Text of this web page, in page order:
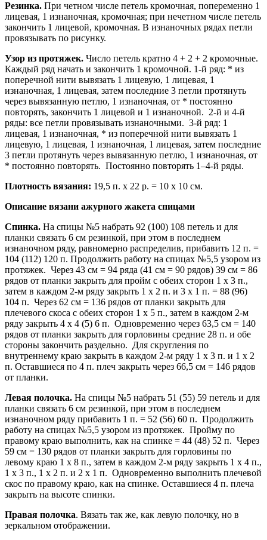
Резинка. При четном числе петель кромочная, попеременно 1
лицевая, 1 изнаночная, кромочная; при нечетном числе петель
закончить 1 лицевой, кромочная. В изнаночных рядах петли
провязывать по рисунку.
Узор из протяжек. Число петель кратно 4 + 2 + 2 кромочные.
Каждый ряд начать и закончить 1 кромочной. 1-й ряд: * из
поперечной нити вывязать 1 лицевую, 1 лицевая, 1
изнаночная, 1 лицевая, затем последние 3 петли протянуть
через вывязанную петлю, 1 изнаночная, от * постоянно
повторять, закончить 1 лицевой и 1 изнаночной. 2-й и 4-й
ряды: все петли провязывать изнаночными. 3-й ряд: 1
лицевая, 1 изнаночная, * из поперечной нити вывязать 1
лицевую, 1 лицевая, 1 изнаночная, 1 лицевая, затем последние
3 петли протянуть через вывязанную петлю, 1 изнаночная, от
* постоянно повторять. Постоянно повторять 1–4-й ряды.
Плотность вязания: 19,5 п. х 22 р. = 10 x 10 см.
Описание вязани ажурного жакета спицами
Спинка. На спицы №5 набрать 92 (100) 108 петель и для
планки связать 6 см резинкой, при этом в последнем
изнаночном ряду, равномерно распределив, прибавить 12 п. =
104 (112) 120 п. Продолжить работу на спицах №5,5 узором из
протяжек. Через 43 см = 94 ряда (41 см = 90 рядов) 39 см = 86
рядов от планки закрыть для пройм с обеих сторон 1 x 3 п.,
затем в каждом 2-м ряду закрыть 1 x 2 п. и 3 x 1 п. = 88 (96)
104 п. Через 62 см = 136 рядов от планки закрыть для
плечевого скоса с обеих сторон 1 x 5 п., затем в каждом 2-м
ряду закрыть 4 x 4 (5) 6 п. Одновременно через 63,5 см = 140
рядов от планки закрыть для горловины средние 28 п. и обе
стороны закончить раздельно. Для скругления по
внутреннему краю закрыть в каждом 2-м ряду 1 x 3 п. и 1 x 2
п. Оставшиеся по 4 п. плеч закрыть через 66,5 см = 146 рядов
от планки.
Левая полочка. На спицы №5 набрать 51 (55) 59 петель и для
планки связать 6 см резинкой, при этом в последнем
изнаночном ряду прибавить 1 п. = 52 (56) 60 п. Продолжить
работу на спицах №5,5 узором из протяжек. Пройму по
правому краю выполнить, как на спинке = 44 (48) 52 п. Через
59 см = 130 рядов от планки закрыть для горловины по
левому краю 1 x 8 п., затем в каждом 2-м ряду закрыть 1 x 4 п.,
1 x 3 п., 1 x 2 п. и 2 x 1 п. Одновременно выполнить плечевой
скос по правому краю, как на спинке. Оставшиеся 4 п. плеча
закрыть на высоте спинки.
Правая полочка. Вязать так же, как левую полочку, но в
зеркальном отображении.